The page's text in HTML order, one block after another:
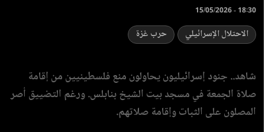
15/05/2026 - 18:30
الاحتلال الإسرائيلي حرب غزة
شاهد.. جنود إسرائيليون يحاولون منع فلسطينيين من إقامة
صلاة الجمعة في مسجد بيت الشيخ بنابلس. ورغم التضييق أصر
المصلون على الثبات وإقامة صلاتهم.